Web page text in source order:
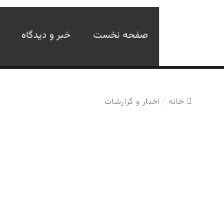
صفحه نخست خبر و دیدگاه
خانه / اخبار و گزارشات